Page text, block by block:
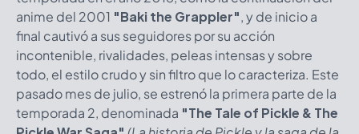
anime del 2001 "Baki the Grappler", y de inicio a
final cautivó a sus seguidores por su acción
incontenible, rivalidades, peleas intensas y sobre
todo, el estilo crudo y sin filtro que lo caracteriza. Este
pasado mes de julio, se estrenó la primera parte de la
temporada 2, denominada "The Tale of Pickle & The